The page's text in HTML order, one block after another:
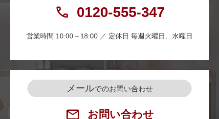
0120-555-347
営業時間 10:00～18:00 ／ 定休日 毎週火曜日、水曜日
メールでのお問い合わせ
お問い合わせ